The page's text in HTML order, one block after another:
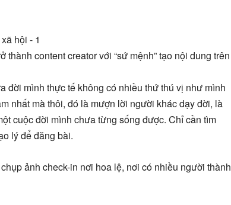
content creator với “sứ mệnh” tạo nội dung trên
đời mình thực tế không có nhiều thứ thú vị như mình
nhất mà thôi, đó là mượn lời người khác dạy đời, là
cuộc đời mình chưa từng sống được. Chỉ cần tìm
lý để đăng bài.
ảnh check-in nơi hoa lệ, nơi có nhiều người thành